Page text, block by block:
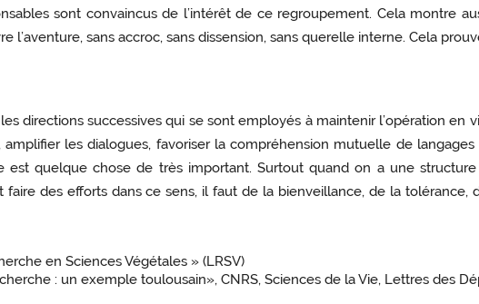
sont convaincus de l’intérêt de ce regroupement. Cela montre
l’aventure, sans accroc, sans dissension, sans querelle interne. Cela
directions successives qui se sont employés à maintenir l’opération en
les dialogues, favoriser la compréhension mutuelle de langages
est quelque chose de très important. Surtout quand on a une
des efforts dans ce sens, il faut de la bienveillance, de la tolérance,
en Sciences Végétales » (LRSV)
: un exemple toulousain», CNRS, Sciences de la Vie, Lettres des